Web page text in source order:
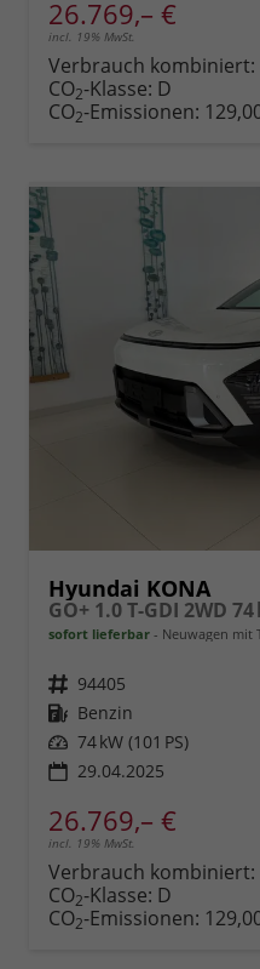
26.769,– €
incl. 19% MwSt.
Verbrauch kombiniert:
CO2-Klasse: D
CO2-Emissionen:
Hyundai KONA
sofort lieferbar Neuwagen mit
Fahrzeugnr. 94405
Kraftstoff Benzin
Leistung 74 kW (101 PS)
29.04.2025
26.769,– €
incl. 19% MwSt.
Verbrauch kombiniert:
CO2-Klasse: D
CO2-Emissionen: